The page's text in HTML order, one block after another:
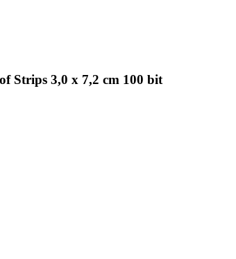
Strips 3,0 x 7,2 cm 100 bit